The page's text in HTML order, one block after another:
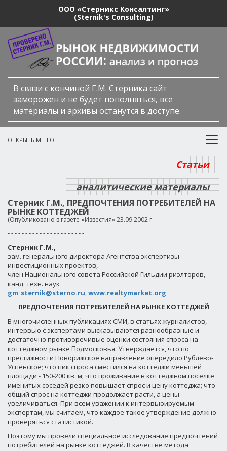
ООО «Стерникс Консалтинг»
(Sternik's Consulting)
В связи с кончиной Г.М. Стерника сайт
заморожен и не будет пополняться, все
материалы и архивы останутся в доступе.
ОТКРЫТЬ МЕНЮ
Статьи
аналитические материалы
Стерник Г.М., ПРЕДПОЧТЕНИЯ ПОТРЕБИТЕЛЕЙ НА
РЫНКЕ КОТТЕДЖЕЙ
(Опубликовано в газете «Известия» 23.09.2002 г.
- - - - - - - - - - - - - - - - - - - - - -
Стерник Г.М.,
зам. генерального директора Агентства экспертизы
инвестиционных проектов,
член Национального совета Российской Гильдии риэлторов,
канд. техн. наук
gm_sternik@sterno.ru,www.realtymarket.org
ПРЕДПОЧТЕНИЯ ПОТРЕБИТЕЛЕЙ НА РЫНКЕ КОТТЕДЖЕЙ
В многочисленных публикациях СМИ, в статьях журналистов,
интервью с экспертами высказываются разнообразные и
достаточно противоречивые оценки состояния спроса на
коттеджном рынке Подмосковья. Утверждается, что по
престижности Новорижское направление опередило Рублево-
Успенское; что пик спроса сместился на коттеджи меньшей
площади - 150-200 кв. м; что проживание в коттеджном поселке
именитых соседей резко повышает спрос и цену коттеджа; что
общий спрос на коттеджи продолжает расти, а цены
увеличиваться. При всем уважении к интервьюируемым
экспертам, мы считаем, что каждое такое утверждение должно
проверяться статистикой.
Поэтому мы провели специальное исследование предпочтений
потребителей на рынке коттеджей. В качестве метода